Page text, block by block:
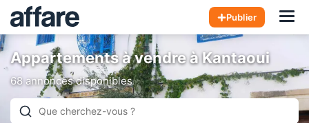
Publier
Appartements à vendre à Kantaoui
68 annonces disponibles